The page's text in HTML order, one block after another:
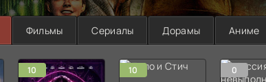
Фильмы Сериалы Дорамы Аниме
10 10 0